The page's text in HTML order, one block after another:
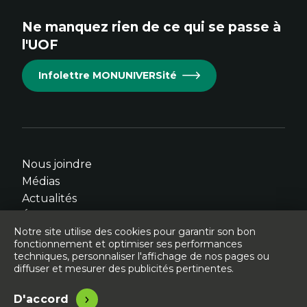
Cet
s'ouvrira
dans
fenêtre.
Cet
s'ouvrira
dans
fenêtre.
Cet
s'ouvrira
dans
fenêtre.
Cet
s'ouvrira
dans
fenêtre.
Cet
s'ouvrira
dans
fenêtre.
Ne manquez rien de ce qui se passe à
l'UOF
Infolettre MONUNIVERSité
Nous joindre
Médias
Actualités
© Université de l'Ontario français - 2026
Site conçu, développé et hébergé par
Notre site utilise des cookies pour garantir son bon
fonctionnement et optimiser ses performances
techniques, personnaliser l'affichage de nos pages ou
diffuser et mesurer des publicités pertinentes.
D'accord